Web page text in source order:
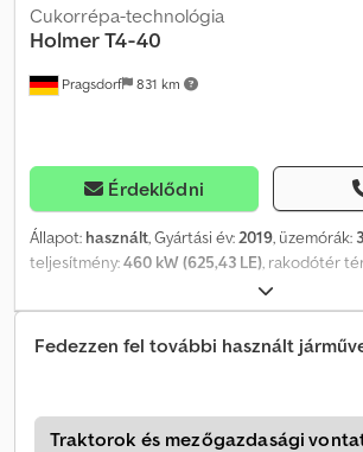
Pragsdorf 831 km
Cukorrépa-technológia
HolmerT4-40
Érdeklődni
Állapot: használt, Gyártási év:2019, üzemórák:
teljesítmény:460 kW (625,43 LE), rakodótér
fülke, légkondicionálás
Sor-/testtávolság: 6/45, körlámpa, önjáró_____6
kombinált szecskázó levélkidobóval, automata
magasságállítás, Birdview 360 fokos
Fedezzen fel további használt
Traktorok és mezőgazdasági